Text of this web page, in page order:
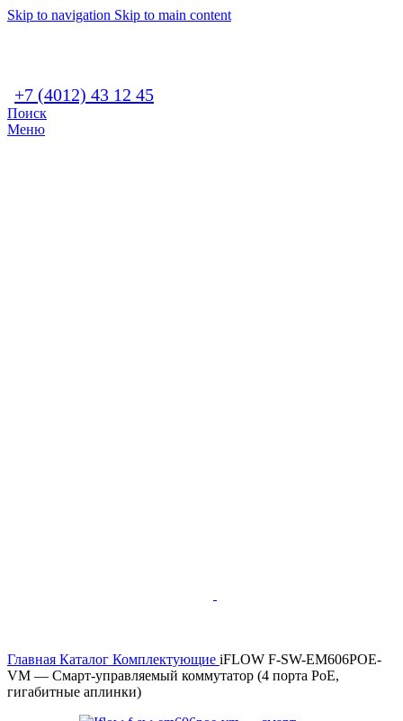
Skip to navigation Skip to main content
+7 (4012) 43 12 45
Поиск
Меню
Главная Каталог Комплектующие iFLOW F-SW-EM606POE-
VM — Смарт-управляемый коммутатор (4 порта PoE,
гигабитные аплинки)